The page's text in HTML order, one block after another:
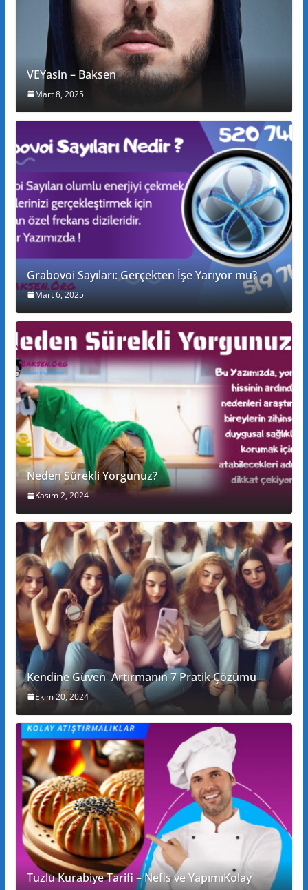
VEYasin – Baksen
Mart 8, 2025
Grabovoi Sayıları: Gerçekten İşe Yarıyor mu?
Mart 6, 2025
Neden Sürekli Yorgunuz?
Kasım 2, 2024
Kendine Güven Artırmanın 7 Pratik Çözümü
Ekim 20, 2024
Tuzlu Kurabiye Tarifi – Nefis ve YapımıKolay